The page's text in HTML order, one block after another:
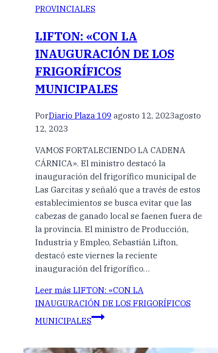
PROVINCIALES
LIFTON: «CON LA
INAUGURACIÓN DE LOS
FRIGORÍFICOS
MUNICIPALES
PorDiario Plaza 109 agosto 12, 2023agosto
12, 2023
VAMOS FORTALECIENDO LA CADENA
CÁRNICA». El ministro destacó la
inauguración del frigorífico municipal de
Las Garcitas y señaló que a través de estos
establecimientos se busca evitar que las
cabezas de ganado local se faenen fuera de
la provincia. El ministro de Producción,
Industria y Empleo, Sebastián Lifton,
destacó este viernes la reciente
inauguración del frigorífico…
Leer más LIFTON: «CON LA
INAUGURACIÓN DE LOS FRIGORÍFICOS
MUNICIPALES